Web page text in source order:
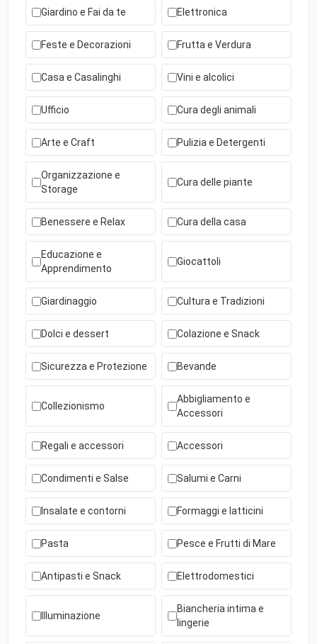
Giardino e Fai da te Elettronica
Feste e Decorazioni Frutta e Verdura
Casa e Casalinghi Vini e alcolici
Ufficio Cura degli animali
Arte e Craft Pulizia e Detergenti
Organizzazione e
Storage
Cura delle piante
Benessere e Relax Cura della casa
Educazione e
Apprendimento
Giocattoli
Giardinaggio Cultura e Tradizioni
Dolci e dessert Colazione e Snack
Sicurezza e Protezione Bevande
Collezionismo
Abbigliamento e
Accessori
Regali e accessori Accessori
Condimenti e Salse Salumi e Carni
Insalate e contorni Formaggi e latticini
Pasta Pesce e Frutti di Mare
Antipasti e Snack Elettrodomestici
Illuminazione
Biancheria intima e
lingerie